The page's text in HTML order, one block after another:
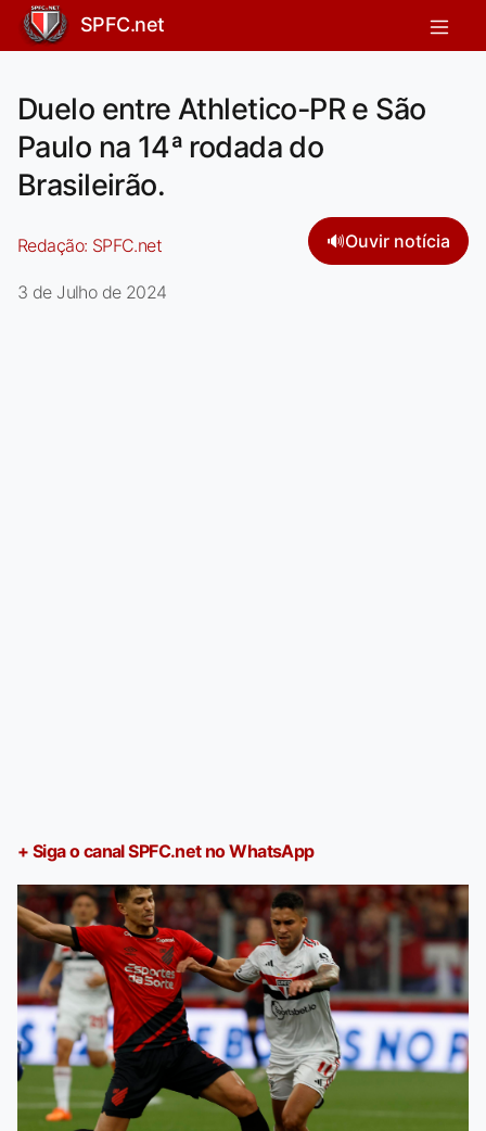
SPFC.net
Duelo entre Athletico-PR e São
Paulo na 14ª rodada do
Brasileirão.
Redação: SPFC.net 🔊Ouvir notícia
3 de Julho de 2024
+ Siga o canal SPFC.net no WhatsApp